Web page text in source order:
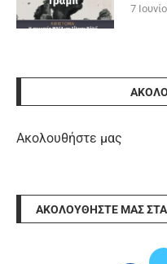
7
Ακολουθήστε μας
ΑΚΟΛΟΥΘΉΣΤΕ ΜΑΣ ΣΤΑ